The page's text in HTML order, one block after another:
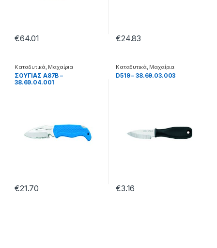
€64.01 €24.83
Καταδυτικά, Μαχαίρια
ΣΟΥΓΙΑΣ A87B –
38.69.04.001
€21.70
Καταδυτικά, Μαχαίρια
D519 – 38.69.03.003
€3.16